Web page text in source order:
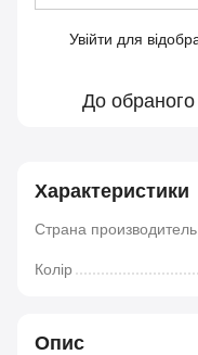
Увійти для
До обраного
Характеристики
Страна производитель
Колір
Опис